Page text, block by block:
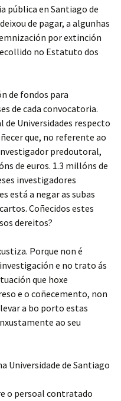
pública en Santiago de
de pagar, a algunhas
por extinción
no Estatuto dos
de fondos para
de cada convocatoria.
de Universidades respecto
que, no referente ao
predoutoral,
de euros. 1.3 millóns de
investigadores
está a negar as subas
Coñecidos estes
dereitos?
Porque non é
e no trato ás
que hoxe
e o coñecemento, non
a bo porto estas
ao seu
Universidade de Santiago
o persoal contratado